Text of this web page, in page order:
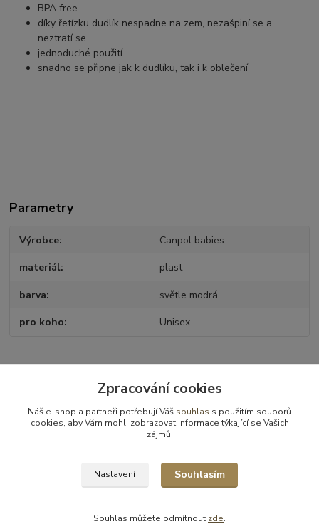
BPA free
díky řetízku dudlík nespadne na zem, nezašpiní se a
neztratí se
jednoduché použití
snadno se připne jak k dudlíku, tak i k oblečení
Parametry
Výrobce Canpol babies
materiál plast
barva světle modrá
pro koho Unisex
Zboží zařazeno v kategoriích
Kojenecké potřeby
Dudlíky a příslušenství
Zpracování cookies
Náš e-shop a partneři potřebují Váš souhlas s použitím souborů
cookies, aby Vám mohli zobrazovat informace týkající se Vašich
zájmů.
Nastavení Souhlasím
Souhlas můžete odmítnout zde.